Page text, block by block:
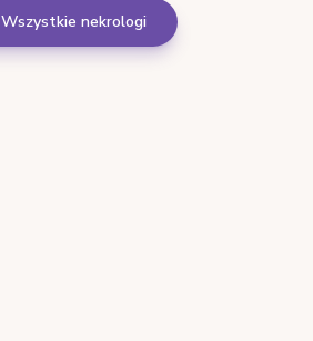
Wszystkie nekrologi